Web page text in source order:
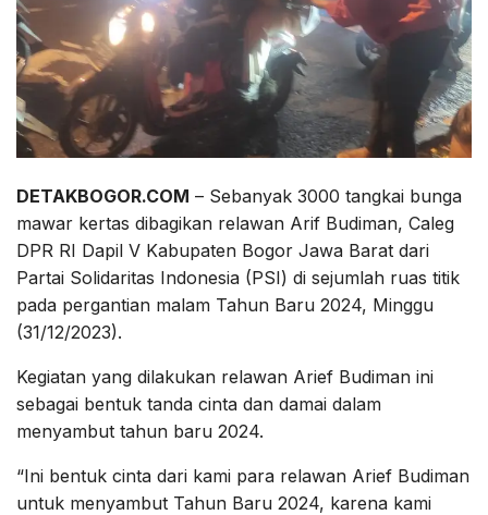
DETAKBOGOR.COM – Sebanyak 3000 tangkai bunga
mawar kertas dibagikan relawan Arif Budiman, Caleg
DPR RI Dapil V Kabupaten Bogor Jawa Barat dari
Partai Solidaritas Indonesia (PSI) di sejumlah ruas titik
pada pergantian malam Tahun Baru 2024, Minggu
(31/12/2023).
Kegiatan yang dilakukan relawan Arief Budiman ini
sebagai bentuk tanda cinta dan damai dalam
menyambut tahun baru 2024.
“Ini bentuk cinta dari kami para relawan Arief Budiman
untuk menyambut Tahun Baru 2024, karena kami